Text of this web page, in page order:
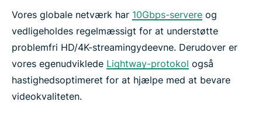
Vores globale netværk har 10Gbps-servere og
vedligeholdes regelmæssigt for at understøtte
problemfri HD/4K-streamingydeevne. Derudover er
vores egenudviklede Lightway-protokol også
hastighedsoptimeret for at hjælpe med at bevare
videokvaliteten.